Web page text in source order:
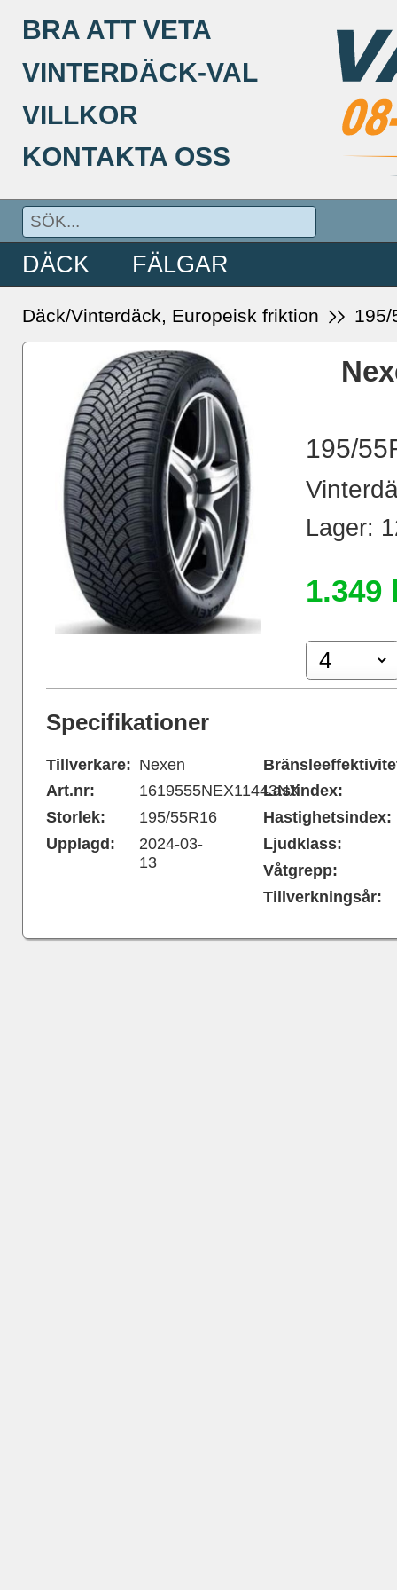
BRA ATT VETA
VINTERDÄCK-VAL
VILLKOR
KONTAKTA OSS
DÄCK FÄLGAR
Däck/Vinterdäck, Europeisk friktion 195/
195/
Lager:
1.349
Specifikationer
Tillverkare:
Art.nr:
Storlek:
Upplagd:
Nexen
1619555NEX11443NX
195/55R16
2024-03-
13
Lastindex:
Hastighetsindex:
Ljudklass:
Våtgrepp:
Tillverkningsår: